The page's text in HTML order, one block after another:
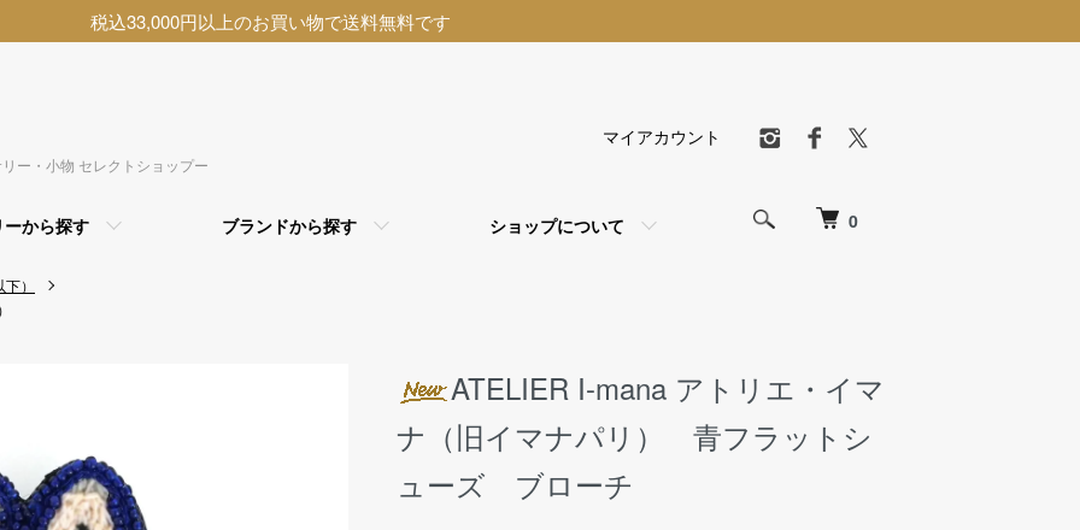
税込33,000円以上のお買い物で送料無料です
ー・小物 セレクトショップー
0
から探す ブランドから探す ショップについて
マイアカウント
）
ATELIER I-mana アトリエ・イマ
ナ（旧イマナパリ） 青フラットシ
ューズ ブローチ